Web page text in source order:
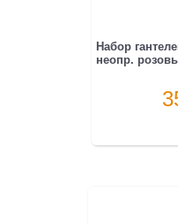
Набор
неопр.